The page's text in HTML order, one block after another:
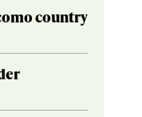
country